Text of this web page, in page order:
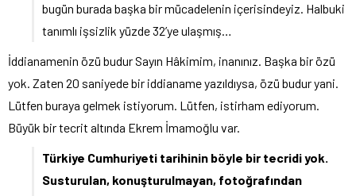
bugün burada başka bir mücadelenin içerisindeyiz. Halbuki
tanımlı işsizlik yüzde 32’ye ulaşmış…
İddianamenin özü budur Sayın Hâkimim, inanınız. Başka bir özü
yok. Zaten 20 saniyede bir iddianame yazıldıysa, özü budur yani.
Lütfen buraya gelmek istiyorum. Lütfen, istirham ediyorum.
Büyük bir tecrit altında Ekrem İmamoğlu var.
Türkiye Cumhuriyeti tarihinin böyle bir tecridi yok.
Susturulan, konuşturulmayan, fotoğrafından